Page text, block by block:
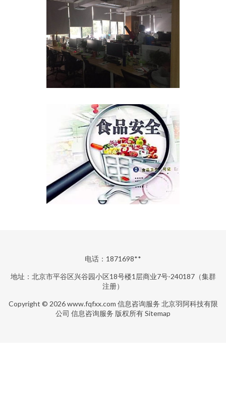
电话：1871698**
地址：北京市平谷区兴谷园小区18号楼1层商业7号-240187（集群
注册）
Copyright © 2026www.fqfxx.com 信息咨询服务 北京羽阿科技有限
公司 信息咨询服务 版权所有Sitemap